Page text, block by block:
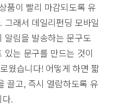
품이 빨리 마감되도록 유
래서 데일리펀딩 모바일
알림을 발송하는 문구도
는 문구를 만드는 것이
웠습니다! 어떻게 하면 짧
끌고, 즉시 열람하도록 유
다.